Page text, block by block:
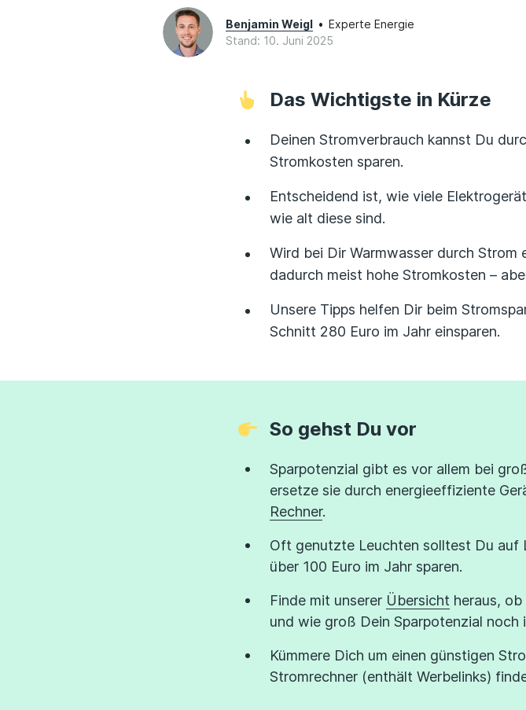
Benjamin Weigl • Experte Energie
Stand: 10. Juni 2025
Das Wichtigste in Kürze
Deinen Stromverbrauch kannst Du
Stromkosten sparen.
Entscheidend ist, wie viele
wie alt diese sind.
Wird bei Dir Warmwasser durch
dadurch meist hohe Stromkosten –
Unsere Tipps helfen Dir beim
Schnitt 280 Euro im Jahr einsparen.
So gehst Du vor
Sparpotenzial gibt es vor allem bei
ersetze sie durch energieeffiziente
Rechner.
Oft genutzte Leuchten solltest Du auf
über 100 Euro im Jahr sparen.
Finde mit unserer Übersicht heraus,
und wie groß Dein Sparpotenzial noch
Kümmere Dich um einen günstigen
Stromrechner (enthält Werbelinks)